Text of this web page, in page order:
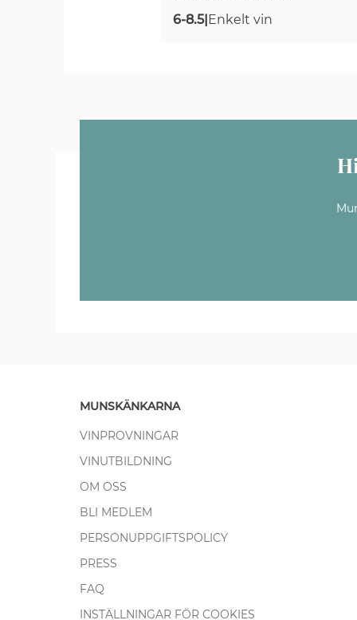
6-8.5|Enkelt vin
MUNSKÄNKARNA
VINPROVNINGAR
VINUTBILDNING
OM OSS
BLI MEDLEM
PERSONUPPGIFTSPOLICY
PRESS
FAQ
INSTÄLLNINGAR FÖR COOKIES